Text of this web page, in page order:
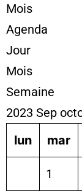
Mois
Agenda
Jour
Mois
Semaine
2023 Sep
lun
mar
1